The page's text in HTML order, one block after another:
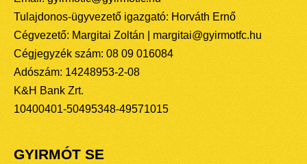
Tulajdonos-ügyvezető igazgató: Horváth Ernő
Cégvezető: Margitai Zoltán | margitai@gyirmotfc.hu
Cégjegyzék szám: 08 09 016084
Adószám: 14248953-2-08
K&H Bank Zrt.
10400401-50495348-49571015
GYIRMÓT SE